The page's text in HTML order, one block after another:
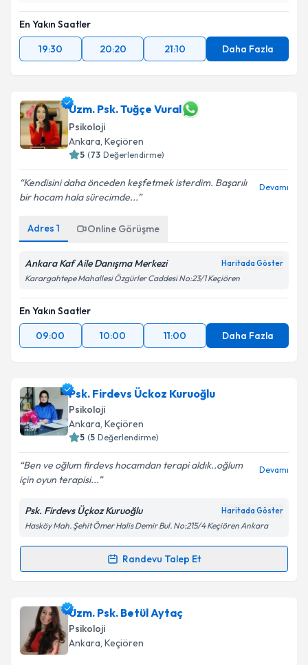
En Yakın Saatler
19:30
20:20 21:10 Daha Fazla
Uzm. Psk. Tuğçe Vural
Psikoloji
Ankara, Keçiören
5 (73 Değerlendirme)
Kendisini daha önceden keşfetmek isterdim. Başarılı
bir hocam hala sürecimde...
Devamı
Adres 1 Online Görüşme
Ankara Kaf Aile Danışma Merkezi Haritada Göster
Karargahtepe Mahallesi Özgürler Caddesi No:23/1 Keçiören
En Yakın Saatler
09:00
10:00 11:00 Daha Fazla
Psk. Firdevs Ückoz Kuruoğlu
Psikoloji
Ankara, Keçiören
5 (5 Değerlendirme)
Ben ve oğlum firdevs hocamdan terapi aldık..oğlum
için oyun terapisi...
Devamı
Psk. Firdevs Üçkoz Kuruoğlu Haritada Göster
Hasköy Mah. Şehit Ömer Halis Demir Bul. No:215/4 Keçiören Ankara
Randevu Talep Et
Randevu Takvimi Talebi
Psk. Firdevs Ückoz Kuruoğluiçin randevu takvimi
talebi oluşturun. Size bu uzmandan randevu almanız
için bir takvim hazırlandığında e-posta ile
bilgilendireceğiz.
Uzm. Psk. Betül Aytaç
Psikoloji
Ankara, Keçiören